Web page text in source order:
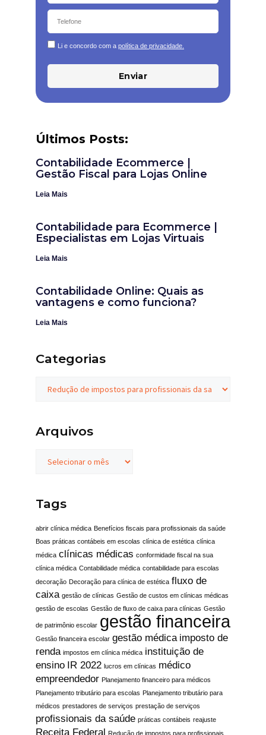
Li e concordo com a política de privacidade.
Enviar
Últimos Posts:
Contabilidade Ecommerce |
Gestão Fiscal para Lojas Online
Leia Mais
Contabilidade para Ecommerce |
Especialistas em Lojas Virtuais
Leia Mais
Contabilidade Online: Quais as
vantagens e como funciona?
Leia Mais
Categorias
Arquivos
Tags
abrir clínica médica Benefícios fiscais para profissionais da saúde
Boas práticas contábeis em escolas clínica de estética clínica
médica clínicas médicas conformidade fiscal na sua
clínica médica Contabilidade médica contabilidade para escolas
decoração Decoração para clínica de estética fluxo de
caixa gestão de clínicas Gestão de custos em clínicas médicas
gestão de escolas Gestão de fluxo de caixa para clínicas Gestão
de patrimônio escolar gestão financeira
Gestão financeira escolar gestão médica imposto de
renda impostos em clínica médica instituição de
ensino IR 2022 lucros em clínicas médico
empreendedor Planejamento financeiro para médicos
Planejamento tributário para escolas Planejamento tributário para
médicos prestadores de serviços prestação de serviços
profissionais da saúde práticas contábeis reajuste
Receita Federal Redução de impostos para profissionais